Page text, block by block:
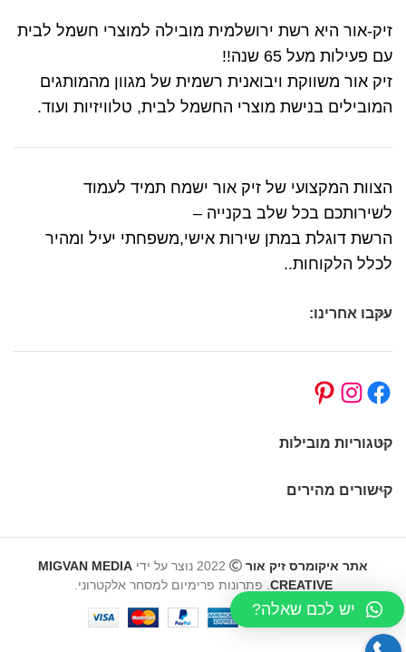
זיק-אור היא רשת ירושלמית מובילה למוצרי חשמל לבית
עם פעילות מעל 65 שנה!!
זיק אור משווקת ויבואנית רשמית של מגוון מהמותגים
המובילים בנישת מוצרי החשמל לבית, טלוויזיות ועוד.
הצוות המקצועי של זיק אור ישמח תמיד לעמוד
לשירותכם בכל שלב בקנייה –
הרשת דוגלת במתן שירות אישי,משפחתי יעיל ומהיר
לכלל הלקוחות..
עקבו אחרינו:
קטגוריות מובילות
קישורים מהירים
אתר איקומרס זיק אור
MIGVAN MEDIA
CREATIVE . פתרונות פרימיום למסחר אלקטרוני.
יש לכם שאלה?